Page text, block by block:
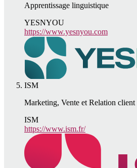
Apprentissage linguistique
YESNYOU
https://www.yesnyou.com
ISM
Marketing, Vente et Relation client
ISM
https://www.ism.fr/